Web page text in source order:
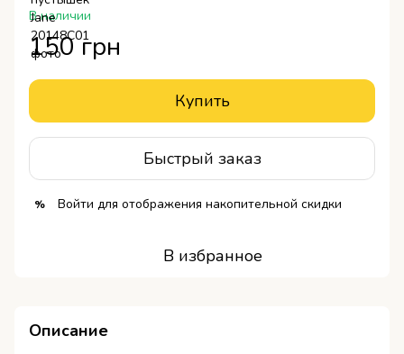
В наличии
150 грн
Купить
Быстрый заказ
% Войти для отображения накопительной скидки
В избранное
Описание